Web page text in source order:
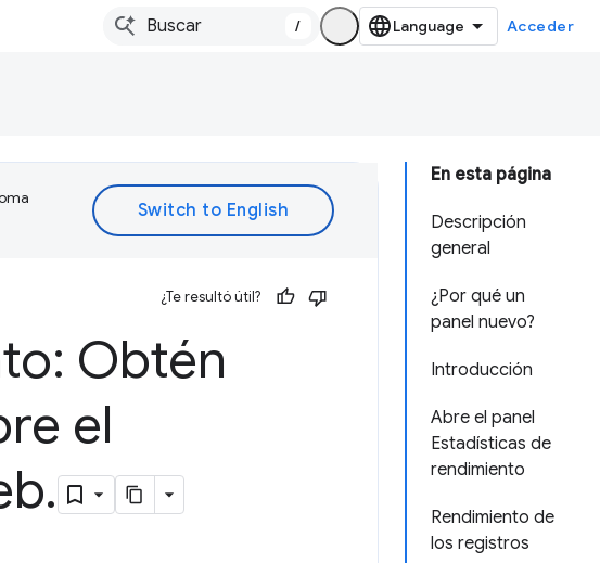
/ Acceder
En esta página
Descripción
general
¿Por qué un
panel nuevo?
Introducción
Abre el panel
Estadísticas de
rendimiento
Rendimiento de
los registros
¿Te resultó útil?
Obtén
el
.